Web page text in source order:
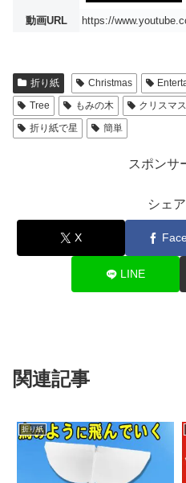
動画URL https://
折り紙 Christmas
Tree
もみの木 クリスマ
折り紙で星
簡単
スポンサ
シェ
X
LINE
関連記事
折り紙